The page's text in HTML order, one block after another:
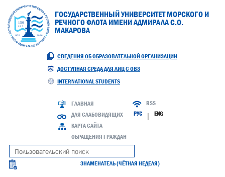
ГОСУДАРСТВЕННЫЙ УНИВЕРСИТЕТ МОРСКОГО И
РЕЧНОГО ФЛОТА ИМЕНИ АДМИРАЛА С.О.
МАКАРОВА
СВЕДЕНИЯ ОБ ОБРАЗОВАТЕЛЬНОЙ ОРГАНИЗАЦИИ
ДОСТУПНАЯ СРЕДА ДЛЯ ЛИЦ С ОВЗ
INTERNATIONAL STUDENTS
ГЛАВНАЯ
ДЛЯ СЛАБОВИДЯЩИХ
КАРТА САЙТА
ОБРАЩЕНИЯ ГРАЖДАН
RSS
РУС | ENG
ЗНАМЕНАТЕЛЬ (ЧЁТНАЯ НЕДЕЛЯ)